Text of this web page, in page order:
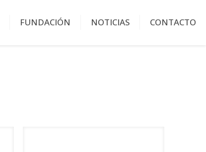
FUNDACIÓN NOTICIAS CONTACTO